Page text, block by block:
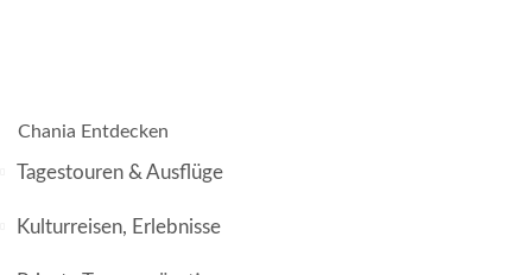
Chania Entdecken
Tagestouren & Ausflüge
Kulturreisen, Erlebnisse